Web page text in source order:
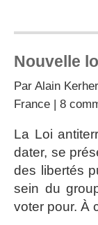
Nouvelle
Par Alain
France | 8
La Loi
dater, se
des libertés
sein du
voter pour. À